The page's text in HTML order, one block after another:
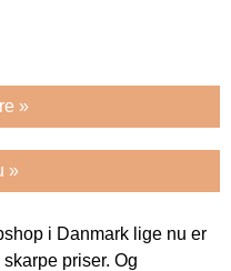
»
»
i Danmark lige nu er
priser. Og